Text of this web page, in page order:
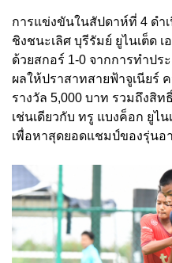
การแข่งขันในสัปดาห์ที่ 4 ดำ
ชิงชนะเลิศ บุรีรัมย์ ยูไนเต็ด
ด้วยสกอร์ 1-0 จากการทำปร
ผลให้ปราสาทสายฟ้าจูเนียร์
รางวัล 5,000 บาท รวมถึงสิ
เช่นเดียวกับ ทรู แบงค็อก ยูไ
เพื่อหาสุดยอดแชมป์ของรุ่นอ